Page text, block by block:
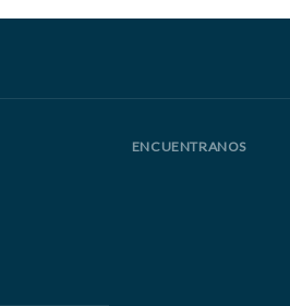
ENCUENTRANOS